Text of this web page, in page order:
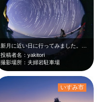
投稿者名：yakitori
撮影場所：夫婦岩駐車場
いすみ市